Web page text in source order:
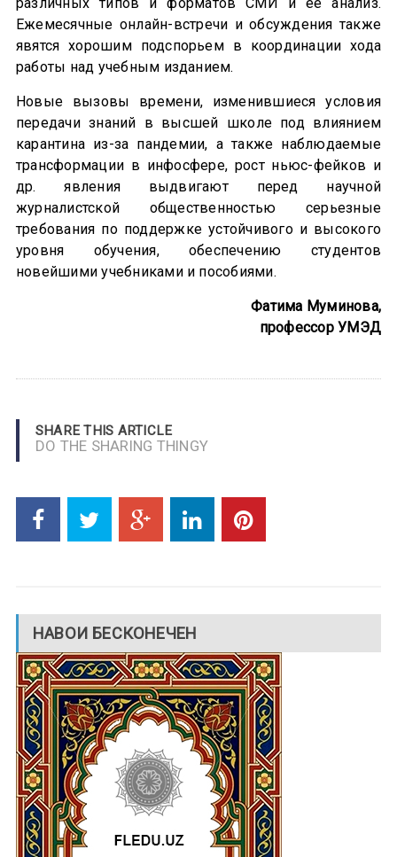
различных типов и форматов СМИ и ее анализ.
Ежемесячные онлайн-встречи и обсуждения также
явятся хорошим подспорьем в координации хода
работы над учебным изданием.
Новые вызовы времени, изменившиеся условия
передачи знаний в высшей школе под влиянием
карантина из-за пандемии, а также наблюдаемые
трансформации в инфосфере, рост ньюс-фейков и
др. явления выдвигают перед научной
журналистской общественностью серьезные
требования по поддержке устойчивого и высокого
уровня обучения, обеспечению студентов
новейшими учебниками и пособиями.
Фатима Муминова,
профессор УМЭД
SHARE THIS ARTICLE
DO THE SHARING THINGY
НАВОИ БЕСКОНЕЧЕН